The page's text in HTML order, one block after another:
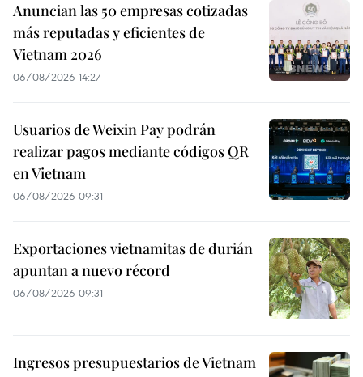
Anuncian las 50 empresas cotizadas
más reputadas y eficientes de
Vietnam 2026
06/08/2026 14:27
Usuarios de Weixin Pay podrán
realizar pagos mediante códigos QR
en Vietnam
06/08/2026 09:31
Exportaciones vietnamitas de durián
apuntan a nuevo récord
06/08/2026 09:31
Ingresos presupuestarios de Vietnam